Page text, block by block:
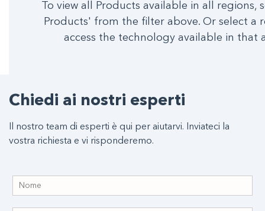
To view all Products available in all regions,
Products' from the filter above. Or select a
access the technology available in that
Chiedi ai nostri esperti
Il nostro team di esperti è qui per aiutarvi. Inviateci la
vostra richiesta e vi risponderemo.